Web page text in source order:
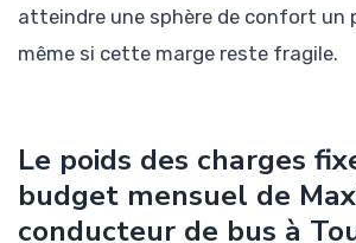
atteindre une sphère de confort un
même si cette marge reste fragile.
Le poids des charges
budget mensuel de
conducteur de bus à